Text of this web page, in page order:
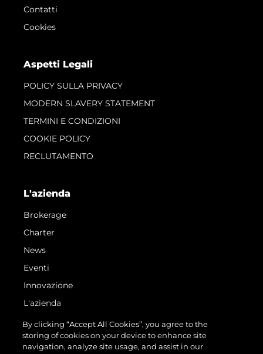
Contatti
Cookies
Aspetti Legali
POLICY SULLA PRIVACY
MODERN SLAVERY STATEMENT
TERMINI E CONDIZIONI
COOKIE POLICY
RECLUTAMENTO
L'azienda
Brokerage
Charter
News
Eventi
Innovazione
L'azienda
Il Team
Lifestyle
By clicking “Accept All Cookies”, you agree to the
storing of cookies on your device to enhance site
navigation, analyze site usage, and assist in our